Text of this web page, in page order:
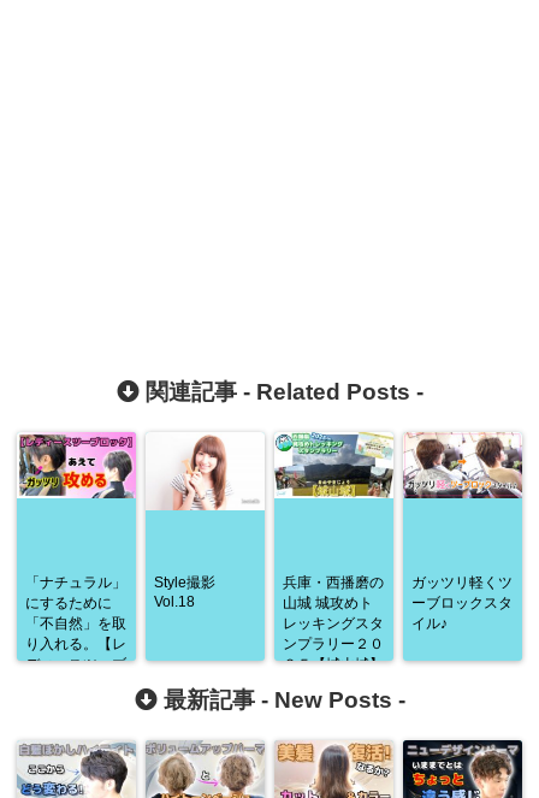
関連記事 - Related Posts -
「ナチュラル」
にするために
「不自然」を取
り入れる。【レ
ディースツーブ
Style撮影
Vol.18
兵庫・西播磨の
山城 城攻めト
レッキングスタ
ンプラリー２０
２５【城山城】
３６】
ガッツリ軽くツ
ーブロックスタ
イル♪
最新記事 - New Posts -